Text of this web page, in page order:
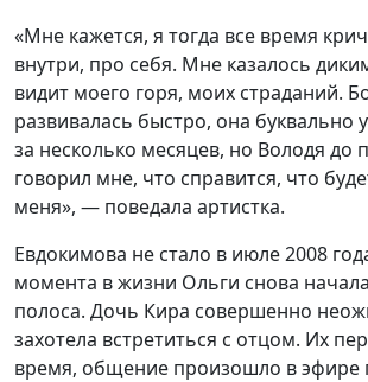
«Мне кажется, я тогда все время
внутри, про себя. Мне казалось
видит моего горя, моих страданий.
развивалась быстро, она буквально
за несколько месяцев, но Володя до
говорил мне, что справится, что
меня», — поведала артистка.
Евдокимова не стало в июле 2008
момента в жизни Ольги снова
полоса. Дочь Кира совершенно
захотела встретиться с отцом. Их
время, общение произошло в эфире